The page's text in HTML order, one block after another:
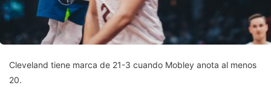
Cleveland tiene marca de 21-3 cuando Mobley anota al menos
20.